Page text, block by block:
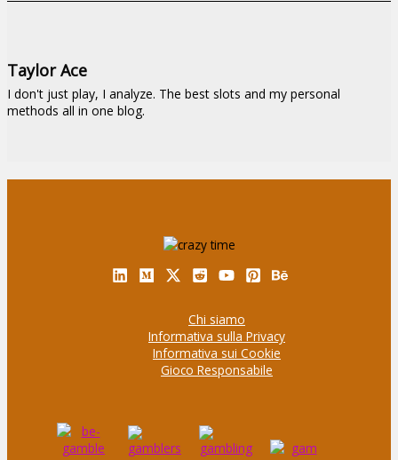
Taylor Ace
I don't just play, I analyze. The best slots and my personal
methods all in one blog.
Chi siamo
Informativa sulla Privacy
Informativa sui Cookie
Gioco Responsabile